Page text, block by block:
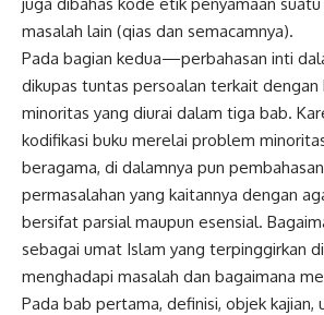
masalah lain (qias dan semacamnya).
Pada bagian kedua—perbahasan inti
dikupas tuntas persoalan terkait
minoritas yang diurai dalam tiga bab.
kodifikasi buku merelai problem
beragama, di dalamnya pun
permasalahan yang kaitannya dengan
bersifat parsial maupun esensial.
sebagai umat Islam yang terpinggirkan
menghadapi masalah dan bagaimana
Pada bab pertama, definisi, objek kajian,